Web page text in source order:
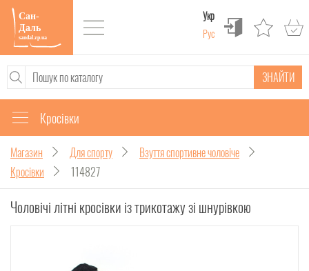
Укр
Рус
ЗНАЙТИ
Кросівки
Магазин Для спорту
Взуття спортивне чоловіче
Кросівки
114827
Чоловічі літні кросівки із трикотажу зі шнурівкою